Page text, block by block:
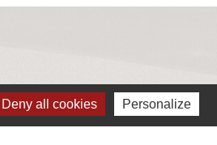
Deny all cookies Personalize